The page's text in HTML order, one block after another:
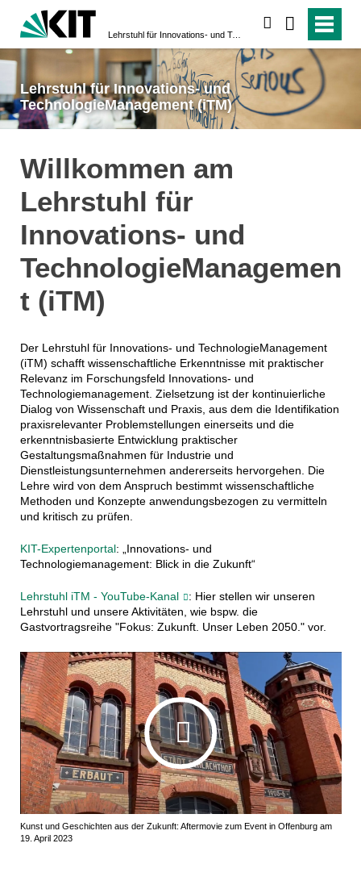
Lehrstuhl für Innovations- und TechnologieManagement (iTM)
Lehrstuhl für Innovations- und
TechnologieManagement (iTM)
Willkommen am
Lehrstuhl für
Innovations- und
TechnologieManagemen
t (iTM)
Der Lehrstuhl für Innovations- und TechnologieManagement
(iTM) schafft wissenschaftliche Erkenntnisse mit praktischer
Relevanz im Forschungsfeld Innovations- und
Technologiemanagement. Zielsetzung ist der kontinuierliche
Dialog von Wissenschaft und Praxis, aus dem die Identifikation
praxisrelevanter Problemstellungen einerseits und die
erkenntnisbasierte Entwicklung praktischer
Gestaltungsmaßnahmen für Industrie und
Dienstleistungsunternehmen andererseits hervorgehen. Die
Lehre wird von dem Anspruch bestimmt wissenschaftliche
Methoden und Konzepte anwendungsbezogen zu vermitteln
und kritisch zu prüfen.
KIT-Expertenportal: „Innovations- und
Technologiemanagement: Blick in die Zukunft“
Lehrstuhl iTM - YouTube-Kanal
: Hier stellen wir unseren
Lehrstuhl und unsere Aktivitäten, wie bspw. die
Gastvortragsreihe "Fokus: Zukunft. Unser Leben 2050." vor.
Kunst und Geschichten aus der Zukunft: Aftermovie zum Event in Offenburg am
19. April 2023